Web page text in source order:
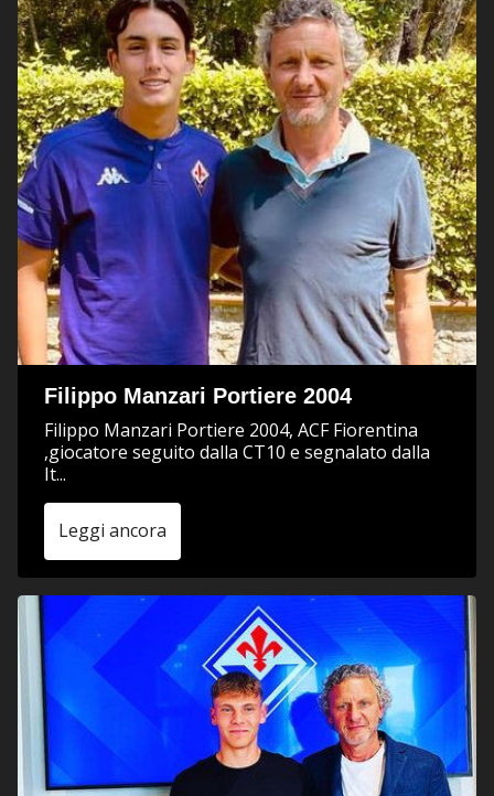
Filippo Manzari Portiere 2004
Filippo Manzari Portiere 2004, ACF Fiorentina
,giocatore seguito dalla CT10 e segnalato dalla
It...
Leggi ancora